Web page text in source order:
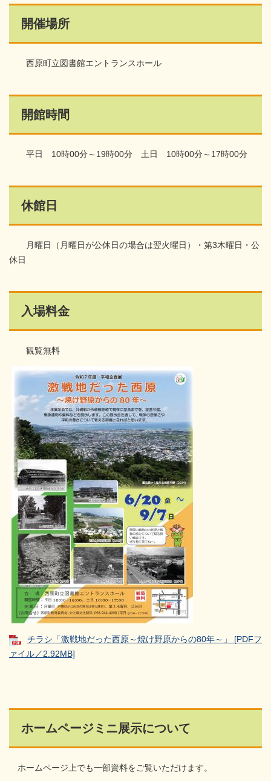
開催場所
西原町立図書館エントランスホール
開館時間
平日 10時00分～19時00分 土日 10時00分～17時00分
休館日
月曜日（月曜日が公休日の場合は翌火曜日）・第3木曜日・公
休日
入場料金
観覧無料
チラシ「激戦地だった西原～焼け野原からの80年～」 [PDFフ
ァイル／2.92MB]
ホームページミニ展示について
ホームページ上でも一部資料をご覧いただけます。